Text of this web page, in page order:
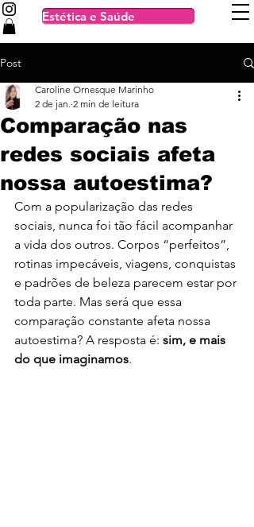
Estética e Saúde
Post
Comparação nas
redes sociais afeta
nossa autoestima?
Caroline Ornesque Marinho
2 de jan. 2 min de leitura
Com a popularização das redes
sociais, nunca foi tão fácil acompanhar
a vida dos outros. Corpos “perfeitos”,
rotinas impecáveis, viagens, conquistas
e padrões de beleza parecem estar por
toda parte. Mas será que essa
comparação constante afeta nossa
autoestima? A resposta é: sim, e mais
do que imaginamos.